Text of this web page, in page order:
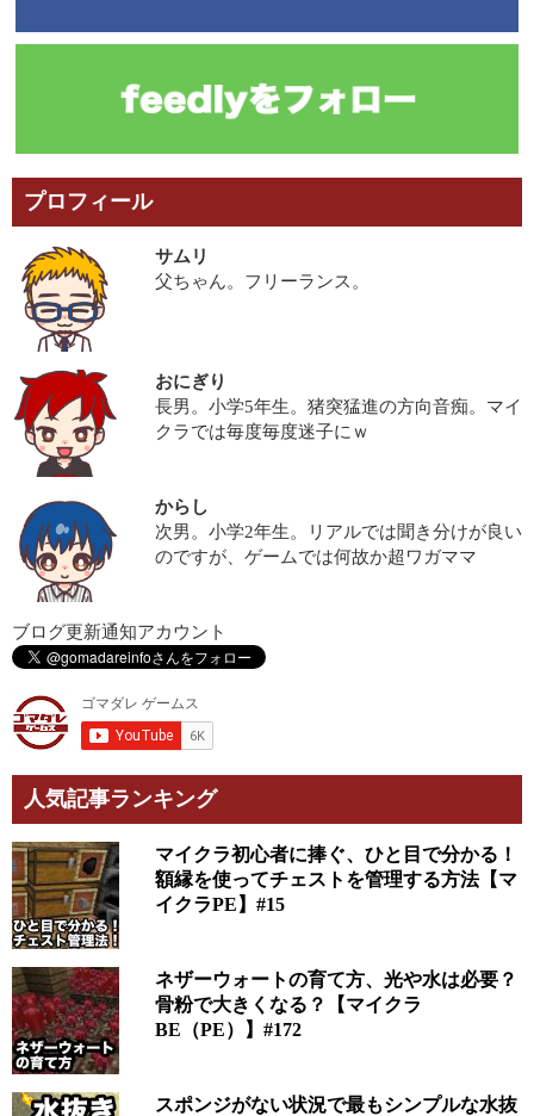
プロフィール
サムリ
父ちゃん。フリーランス。
おにぎり
長男。小学5年生。猪突猛進の方向音痴。マイ
クラでは毎度毎度迷子にｗ
からし
次男。小学2年生。リアルでは聞き分けが良い
のですが、ゲームでは何故か超ワガママ
ブログ更新通知アカウント
人気記事ランキング
マイクラ初心者に捧ぐ、ひと目で分かる！
額縁を使ってチェストを管理する方法【マ
イクラPE】#15
ネザーウォートの育て方、光や水は必要？
骨粉で大きくなる？【マイクラ
BE（PE）】#172
スポンジがない状況で最もシンプルな水抜